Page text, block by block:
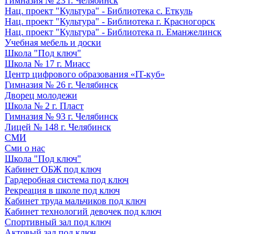
Нац. проект "Культура" - Библиотека с. Еткуль
Нац. проект "Культура" - Библиотека г. Красногорск
Нац. проект "Культура" - Библиотека п. Еманжелинск
Учебная мебель и доски
Школа "Под ключ"
Школа № 17 г. Миасс
Центр цифрового образования «IT-куб»
Гимназия № 26 г. Челябинск
Дворец молодежи
Школа № 2 г. Пласт
Гимназия № 93 г. Челябинск
Лицей № 148 г. Челябинск
СМИ
Сми о нас
Школа "Под ключ"
Кабинет ОБЖ под ключ
Гардеробная система под ключ
Рекреация в школе под ключ
Кабинет труда мальчиков под ключ
Кабинет технологий девочек под ключ
Спортивный зал под ключ